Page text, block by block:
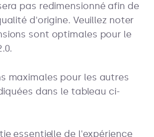
pas redimensionné afin de
d'origine. Veuillez noter
sont optimales pour le
maximales pour les autres
dans le tableau ci-
essentielle de l'expérience